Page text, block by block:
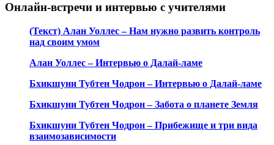
Онлайн-встречи и интервью с учителями
(Текст) Алан Уоллес – Нам нужно развить контроль
над своим умом
Алан Уоллес – Интервью о Далай-ламе
Бхикшуни Тубтен Чодрон – Интервью о Далай-ламе
Бхикшуни Тубтен Чодрон – Забота о планете Земля
Бхикшуни Тубтен Чодрон – Прибежище и три вида
взаимозависимости